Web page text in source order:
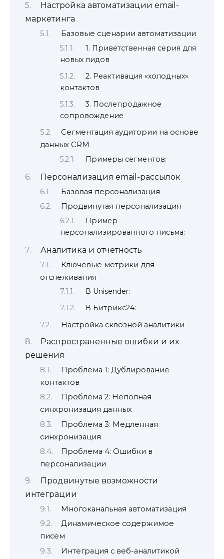
Настройка автоматизации email-
маркетинга
Базовые сценарии автоматизации
1. Приветственная серия для
новых лидов
2. Реактивация «холодных»
контактов
3. Послепродажное
сопровождение
Сегментация аудитории на основе
данных CRM
Примеры сегментов:
Персонализация email-рассылок
Базовая персонализация
Продвинутая персонализация
Пример
персонализированного письма:
Аналитика и отчетность
Ключевые метрики для
отслеживания
В Unisender:
В Битрикс24:
Настройка сквозной аналитики
Распространенные ошибки и их
решения
Проблема 1: Дублирование
контактов
Проблема 2: Неполная
синхронизация данных
Проблема 3: Медленная
синхронизация
Проблема 4: Ошибки в
персонализации
Продвинутые возможности
интеграции
Многоканальная автоматизация
Динамическое содержимое
писем
Интеграция с веб-аналитикой